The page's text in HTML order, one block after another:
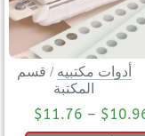
أدوات مكتبيه / قسم
المكتبة
$
–
$11.76